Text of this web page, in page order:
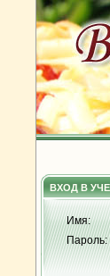
ВХОД В
Имя:
Пароль: